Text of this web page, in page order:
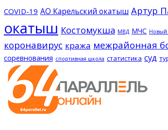
COVID-19 АО Карельский окатыш Артур
окатыш Костомукша МВД МЧС Новый
коронавирус кража межрайонная
соревнования спортивная школа статистика суд